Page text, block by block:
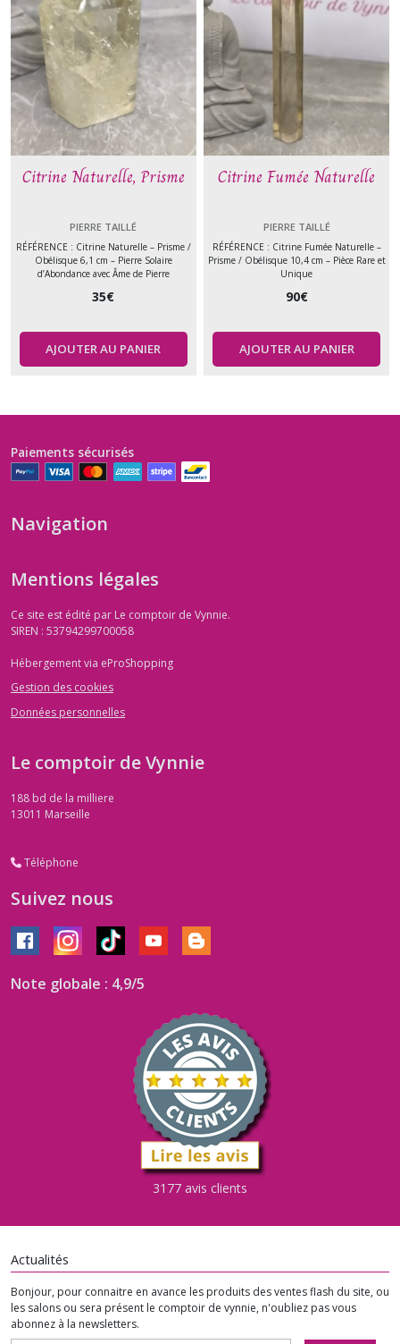
Citrine Naturelle, Prisme
PIERRE TAILLÉ
RÉFÉRENCE : Citrine Naturelle – Prisme /
Obélisque 6,1 cm – Pierre Solaire
d’Abondance avec Âme de Pierre
35€
AJOUTER AU PANIER
Citrine Fumée Naturelle
PIERRE TAILLÉ
RÉFÉRENCE : Citrine Fumée Naturelle –
Prisme / Obélisque 10,4 cm – Pièce Rare et
Unique
90€
AJOUTER AU PANIER
Paiements sécurisés
Navigation
Mentions légales
Ce site est édité par Le comptoir de Vynnie.
SIREN : 53794299700058
Hébergement via eProShopping
Gestion des cookies
Données personnelles
Le comptoir de Vynnie
188 bd de la milliere
13011 Marseille
Téléphone
Suivez nous
Note globale : 4,9/5
3177 avis clients
Actualités
Bonjour, pour connaitre en avance les produits des ventes flash du site, ou
les salons ou sera présent le comptoir de vynnie, n'oubliez pas vous
abonnez à la newsletters.